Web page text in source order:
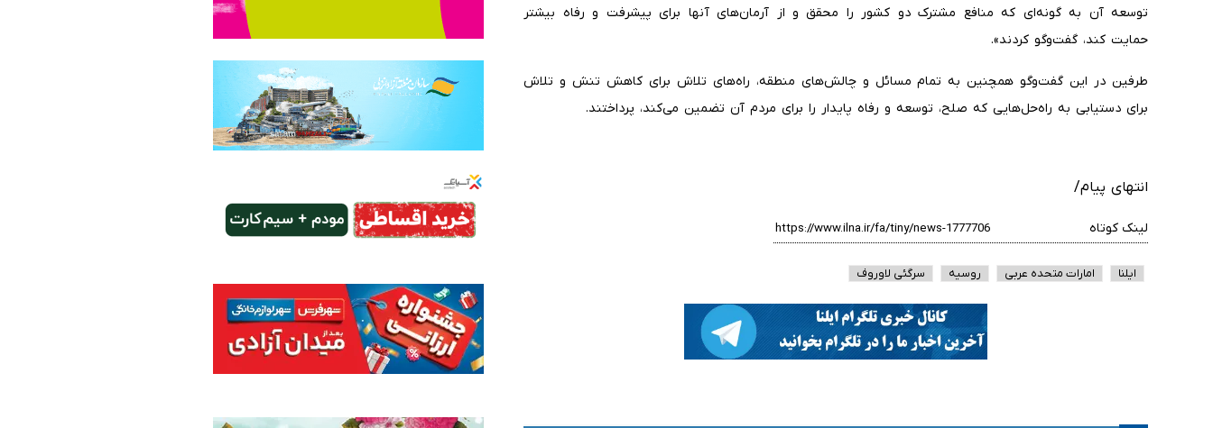
توسعه آن به گونه‌ای که منافع مشترک دو کشور را محقق و از آرمان‌های آنها برای پیشرفت و رفاه بیشتر
حمایت کند، گفت‌وگو کردند».
طرفین در این گفت‌وگو همچنین به تمام مسائل و چالش‌های منطقه، راه‌های تلاش برای کاهش تنش و تلاش
برای دستیابی به راه‌حل‌هایی که صلح، توسعه و رفاه پایدار را برای مردم آن تضمین می‌کند، پرداختند.
انتهای پیام/
لینک کوتاه
ایلنا امارات متحده عربی روسیه سرگئی لاوروف